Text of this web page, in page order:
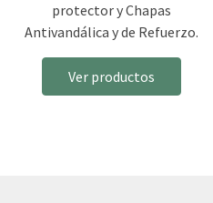
protector y Chapas
Antivandálica y de Refuerzo.
Ver productos